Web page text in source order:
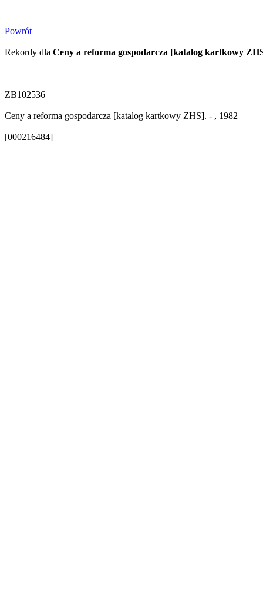
Powrót
Rekordy dla Ceny a reforma gospodarcza [katalog kartkowy
ZB102536
Ceny a reforma gospodarcza [katalog kartkowy ZHS]. - , 1982
[000216484]